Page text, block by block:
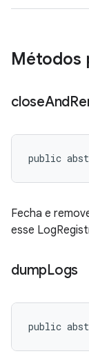
Métodos
closeAnd
public
Fecha e
esse
dumpLogs
public